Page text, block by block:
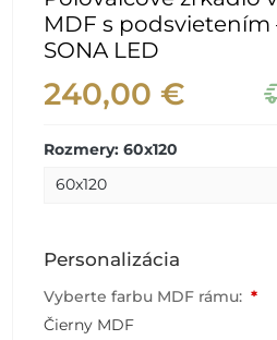
MDF s podsvietením
SONA LED
240,00 €
Rozmery: 60x120
Personalizácia
Vyberte farbu MDF rámu: *
Čierny MDF